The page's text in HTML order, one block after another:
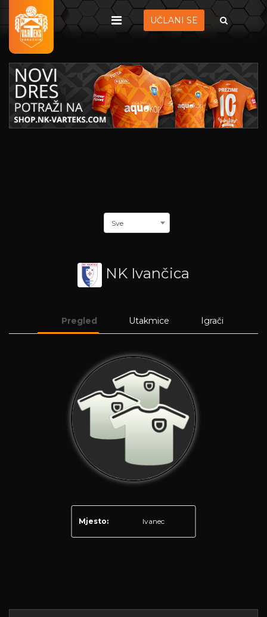
UČLANI SE
Sve
NK Ivančica
Pregled Utakmice Igrači
Mjesto: Ivanec